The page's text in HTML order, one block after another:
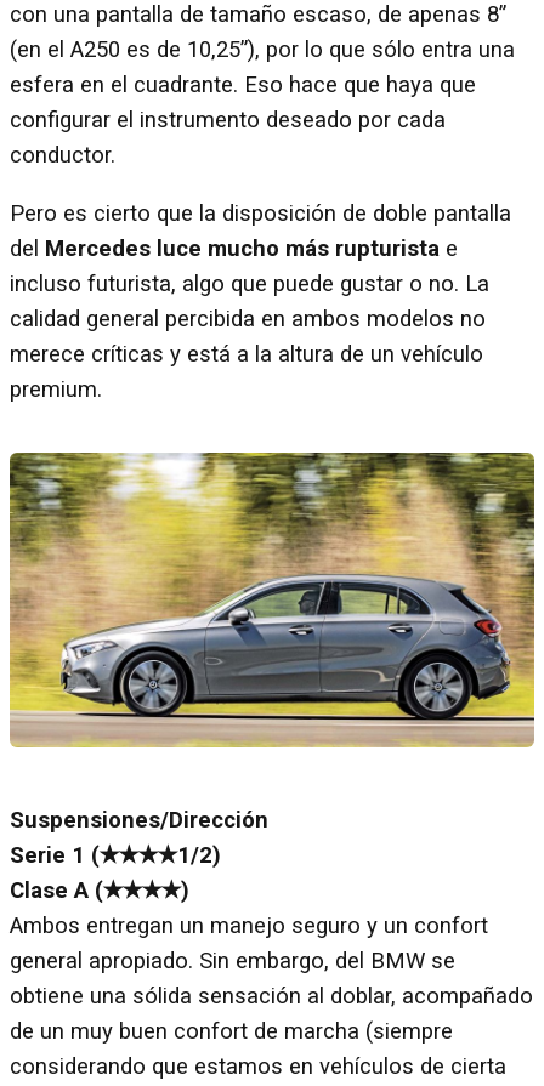
con una pantalla de tamaño escaso, de apenas 8”
(en el A250 es de 10,25”), por lo que sólo entra una
esfera en el cuadrante. Eso hace que haya que
configurar el instrumento deseado por cada
conductor.
Pero es cierto que la disposición de doble pantalla
del Mercedes luce mucho más rupturista e
incluso futurista, algo que puede gustar o no. La
calidad general percibida en ambos modelos no
merece críticas y está a la altura de un vehículo
premium.
Suspensiones/Dirección
Serie 1 (✭✭✭✭1/2)
Clase A (✭✭✭✭)
Ambos entregan un manejo seguro y un confort
general apropiado. Sin embargo, del BMW se
obtiene una sólida sensación al doblar, acompañado
de un muy buen confort de marcha (siempre
considerando que estamos en vehículos de cierta